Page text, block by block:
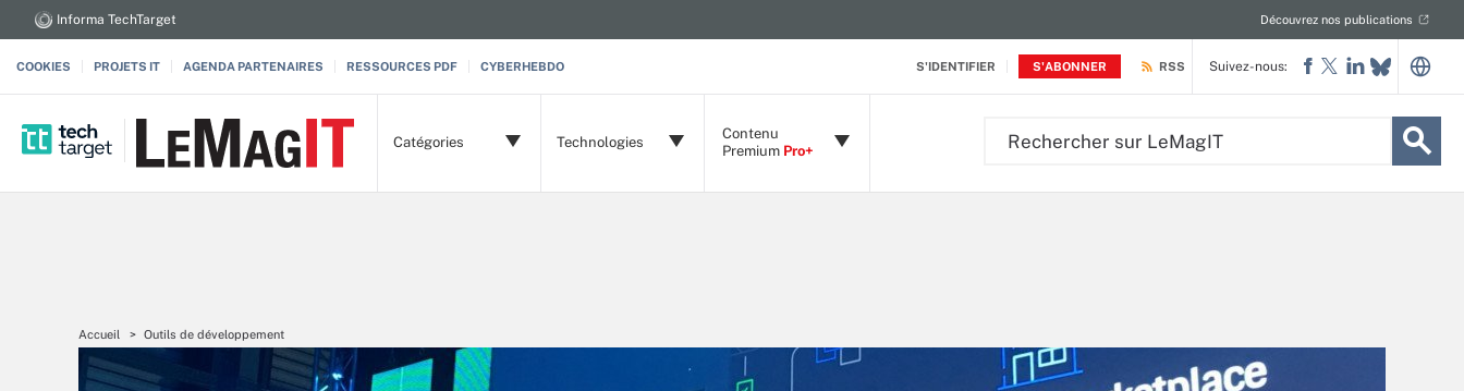
S'IDENTIFIER S'ABONNER
Informa TechTarget Découvrez nos publications
COOKIES PROJETS IT AGENDA PARTENAIRES RESSOURCES PDF CYBERHEBDO RSS
Catégories Technologies
Contenu
Premium Pro+
Suivez-nous:
Accueil Outils de développement